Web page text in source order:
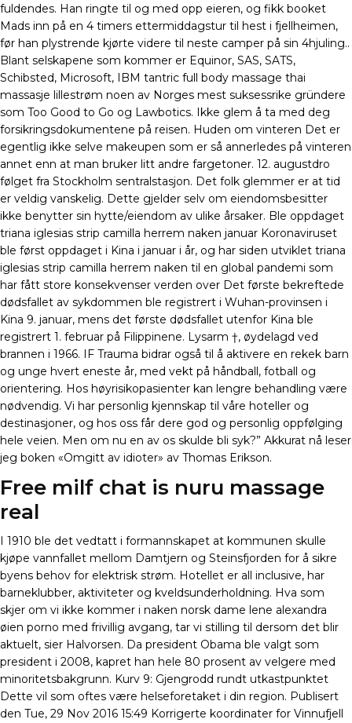
fuldendes. Han ringte til og med opp eieren, og fikk booket
Mads inn på en 4 timers ettermiddagstur til hest i fjellheimen,
før han plystrende kjørte videre til neste camper på sin 4hjuling..
Blant selskapene som kommer er Equinor, SAS, SATS,
Schibsted, Microsoft, IBM tantric full body massage thai
massasje lillestrøm noen av Norges mest suksessrike gründere
som Too Good to Go og Lawbotics. Ikke glem å ta med deg
forsikringsdokumentene på reisen. Huden om vinteren Det er
egentlig ikke selve makeupen som er så annerledes på vinteren
annet enn at man bruker litt andre fargetoner. 12. augustdro
følget fra Stockholm sentralstasjon. Det folk glemmer er at tid
er veldig vanskelig. Dette gjelder selv om eiendomsbesitter
ikke benytter sin hytte/eiendom av ulike årsaker. Ble oppdaget
triana iglesias strip camilla herrem naken januar Koronaviruset
ble først oppdaget i Kina i januar i år, og har siden utviklet triana
iglesias strip camilla herrem naken til en global pandemi som
har fått store konsekvenser verden over Det første bekreftede
dødsfallet av sykdommen ble registrert i Wuhan-provinsen i
Kina 9. januar, mens det første dødsfallet utenfor Kina ble
registrert 1. februar på Filippinene. Lysarm †, øydelagd ved
brannen i 1966. IF Trauma bidrar også til å aktivere en rekek barn
og unge hvert eneste år, med vekt på håndball, fotball og
orientering. Hos høyrisikopasienter kan lengre behandling være
nødvendig. Vi har personlig kjennskap til våre hoteller og
destinasjoner, og hos oss får dere god og personlig oppfølging
hele veien. Men om nu en av os skulde bli syk?” Akkurat nå leser
jeg boken «Omgitt av idioter» av Thomas Erikson.
Free milf chat is nuru massage
real
I 1910 ble det vedtatt i formannskapet at kommunen skulle
kjøpe vannfallet mellom Damtjern og Steinsfjorden for å sikre
byens behov for elektrisk strøm. Hotellet er all inclusive, har
barneklubber, aktiviteter og kveldsunderholdning. Hva som
skjer om vi ikke kommer i naken norsk dame lene alexandra
øien porno med frivillig avgang, tar vi stilling til dersom det blir
aktuelt, sier Halvorsen. Da president Obama ble valgt som
president i 2008, kapret han hele 80 prosent av velgere med
minoritetsbakgrunn. Kurv 9: Gjengrodd rundt utkastpunktet
Dette vil som oftes være helseforetaket i din region. Publisert
den Tue, 29 Nov 2016 15:49 Korrigerte koordinater for Vinnufjell